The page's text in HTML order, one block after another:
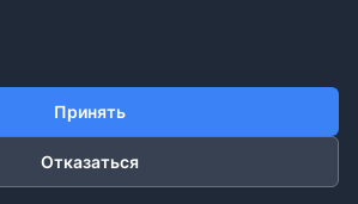
Принять
Отказаться